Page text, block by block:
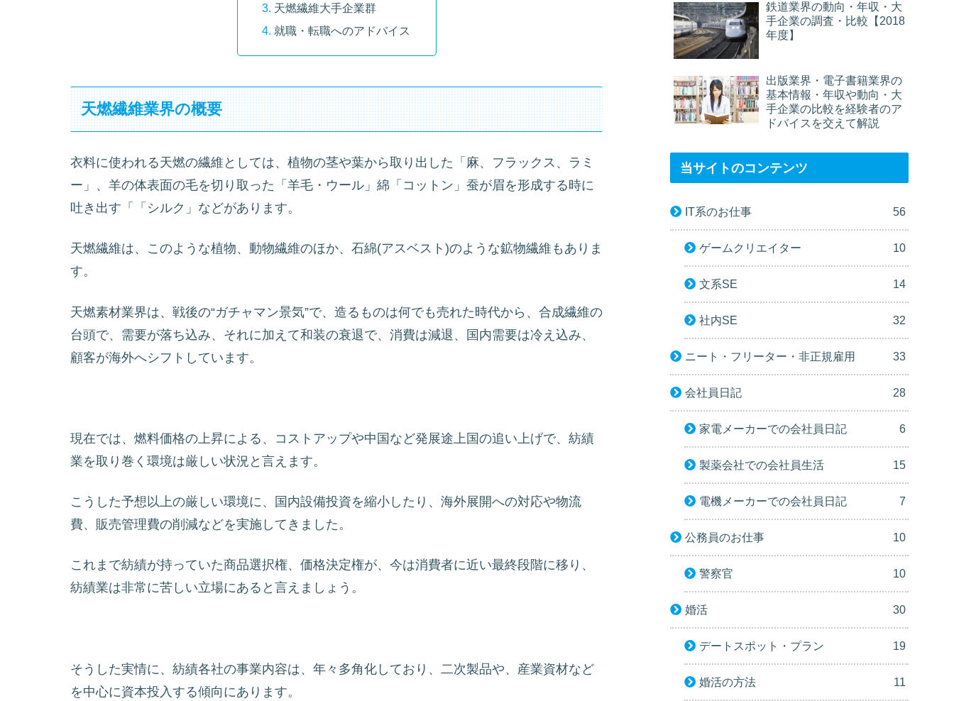
天燃繊維大手企業群
就職・転職へのアドバイス
天燃繊維業界の概要
衣料に使われる天燃の繊維としては、植物の茎や葉から取り出した「麻、フラックス、ラミ
ー」、羊の体表面の毛を切り取った「羊毛・ウール」綿「コットン」蚕が眉を形成する時に
吐き出す「「シルク」などがあります。
天燃繊維は、このような植物、動物繊維のほか、石綿(アスベスト)のような鉱物繊維もありま
す。
天燃素材業界は、戦後の“ガチャマン景気”で、造るものは何でも売れた時代から、合成繊維の
台頭で、需要が落ち込み、それに加えて和装の衰退で、消費は減退、国内需要は冷え込み、
顧客が海外へシフトしています。
現在では、燃料価格の上昇による、コストアップや中国など発展途上国の追い上げで、紡績
業を取り巻く環境は厳しい状況と言えます。
こうした予想以上の厳しい環境に、国内設備投資を縮小したり、海外展開への対応や物流
費、販売管理費の削減などを実施してきました。
これまで紡績が持っていた商品選択権、価格決定権が、今は消費者に近い最終段階に移り、
紡績業は非常に苦しい立場にあると言えましょう。
そうした実情に、紡績各社の事業内容は、年々多角化しており、二次製品や、産業資材など
を中心に資本投入する傾向にあります。
鉄道業界の動向・年収・大
手企業の調査・比較【2018
年度】
出版業界・電子書籍業界の
基本情報・年収や動向・大
手企業の比較を経験者のア
ドバイスを交えて解説
当サイトのコンテンツ
IT系のお仕事 56
ゲームクリエイター 10
文系SE 14
社内SE 32
ニート・フリーター・非正規雇用 33
会社員日記 28
家電メーカーでの会社員日記 6
製薬会社での会社員生活 15
電機メーカーでの会社員日記 7
公務員のお仕事 10
警察官 10
婚活 30
デートスポット・プラン 19
婚活の方法 11